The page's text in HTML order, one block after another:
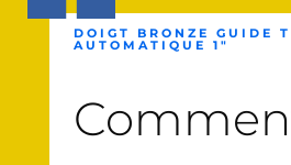
DOIGT BRONZE GUIDE
AUTOMATIQUE 1″